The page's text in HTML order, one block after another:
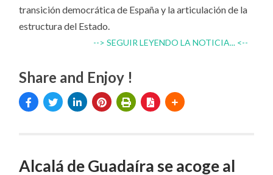
transición democrática de España y la articulación de la
estructura del Estado.
--> SEGUIR LEYENDO LA NOTICIA... <--
Share and Enjoy !
Alcalá de Guadaíra se acoge al